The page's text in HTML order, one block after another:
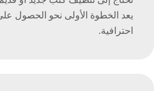
يعد الخطوة الأولى نحو الحصول
احترافية.